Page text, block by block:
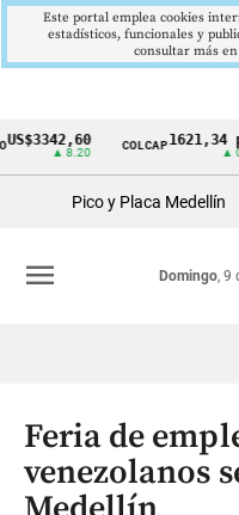
Cintillo
Colombia
COLCAP1621,34 pts
Pico y Placa Medellín
Domingo, 9
menu
Feria de
venezolanos
Este portal emplea cookies
estadísticos, funcionales y
consultar más